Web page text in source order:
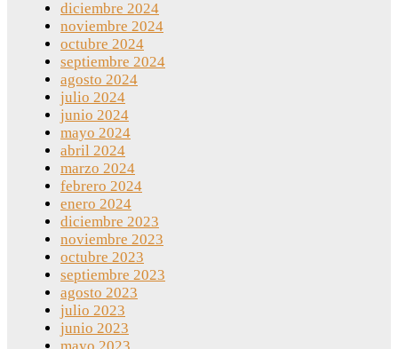
diciembre 2024
noviembre 2024
octubre 2024
septiembre 2024
agosto 2024
julio 2024
junio 2024
mayo 2024
abril 2024
marzo 2024
febrero 2024
enero 2024
diciembre 2023
noviembre 2023
octubre 2023
septiembre 2023
agosto 2023
julio 2023
junio 2023